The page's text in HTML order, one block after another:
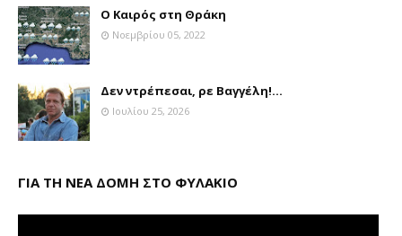
Ο Καιρός στη Θράκη
Νοεμβρίου 05, 2022
Δεν ντρέπεσαι, ρε Βαγγέλη!...
Ιουλίου 25, 2026
ΓΙΑ ΤΗ ΝΕΑ ΔΟΜΗ ΣΤΟ ΦΥΛΑΚΙΟ